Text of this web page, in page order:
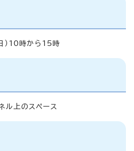
）10時から15時
ル上のスペース